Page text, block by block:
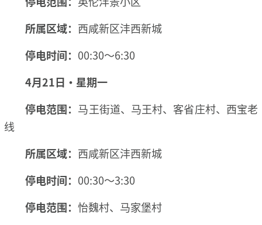
所属区域： 西咸新区沣西新城
停电时间： 00:30～6:30
4月21日·星期一
停电范围： 马王街道、马王村、客省庄村、西宝老
线
所属区域： 西咸新区沣西新城
停电时间： 00:30～3:30
停电范围： 怡魏村、马家堡村